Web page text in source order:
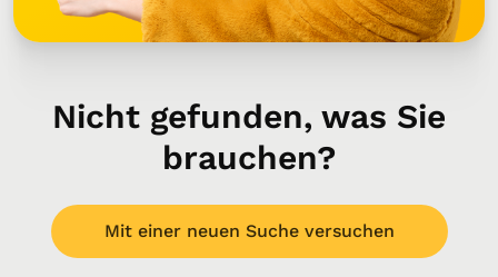
Nicht gefunden, was Sie
brauchen?
Mit einer neuen Suche versuchen